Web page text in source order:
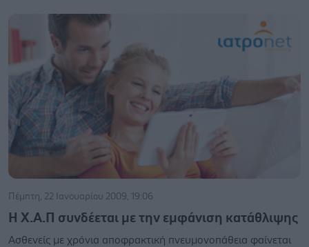
Πέμπτη, 22 Ιανουαρίου 2009, 19:06
Η Χ.Α.Π συνδέεται με την εμφάνιση κατάθλιψης
Ασθενείς με χρόνια αποφρακτική πνευμονοπάθεια φαίνεται